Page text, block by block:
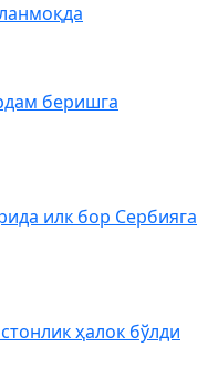
беришга
илк бор Сербияга
ҳалок бўлди